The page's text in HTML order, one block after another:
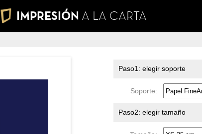
IMPRESIÓN A LA CARTA
Paso1: elegir soporte
Soporte:
Paso2: elegir tamaño